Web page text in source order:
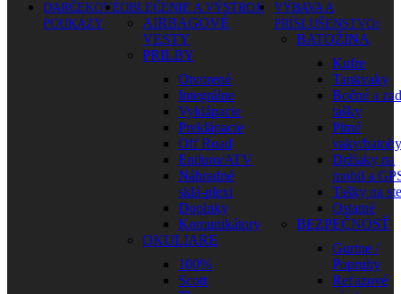
DARČEKOVÉ
POUKAZY
OBLEČENIE A VÝSTROJ
AIRBAGOVÉ
VESTY
PRILBY
Otvorené
Integrálne
Vyklápacie
Preklápacie
Off Road
Enduro/ATV
Náhradné
sklá-plexi
Doplnky
Komunikátory
OKULIARE
100%
Scott
VÝBAVA A
PRÍSLUŠENSTVO
BATOŽINA
Kufre
Tankvaky
Bočné a
tašky
Pitné
vaky/batohy
Držiaky na
mobil a
Tašky na
Ostatné
BEZPEČNOSŤ
Gurtne /
Popruhy
Reťazové